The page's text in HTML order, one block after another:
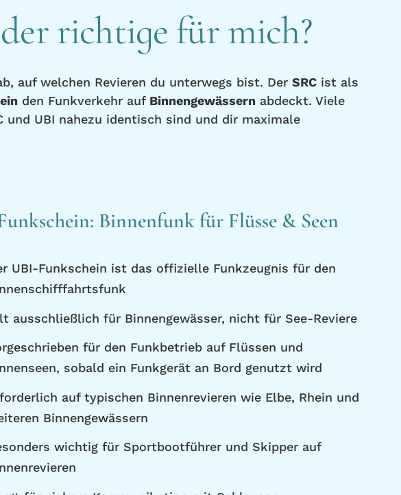
richtige für mich?
auf welchen Revieren du unterwegs bist. Der SRCist als
den Funkverkehr auf Binnengewässern abdeckt. Viele
und UBI nahezu identisch sind und dir maximale
Binnenfunk für Flüsse & Seen
UBI-Funkschein ist das offizielle Funkzeugnis für den
ausschließlich für Binnengewässer, nicht für See-Reviere
für den Funkbetrieb auf Flüssen und
sobald ein Funkgerät an Bord genutzt wird
auf typischen Binnenrevieren wie Elbe, Rhein und
Binnengewässern
wichtig für Sportbootführer und Skipper auf